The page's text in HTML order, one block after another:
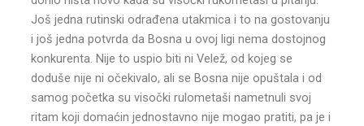
Još jedna rutinski odrađena utakmica i to na gostovanju
i još jedna potvrda da Bosna u ovoj ligi nema dostojnog
konkurenta. Nije to uspio biti ni Velež, od kojeg se
doduše nije ni očekivalo, ali se Bosna nije opuštala i od
samog početka su visočki rulometaši nametnuli svoj
ritam koji domaćin jednostavno nije mogao pratiti, pa je i